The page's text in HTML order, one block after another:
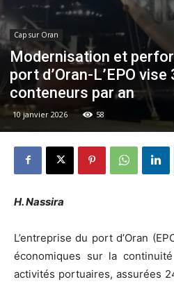
Cap sur Oran
Modernisation et
port d’Oran-L’EPO
conteneurs par an
10 janvier 2026 58
H. Nassira
L’entreprise du port d’Oran
économiques sur la
activités portuaires, assurées